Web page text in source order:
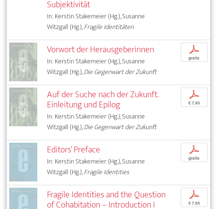
Subjektivität
In: Kerstin Stakemeier (Hg.), Susanne
Witzgall (Hg.),Fragile Identitäten
Vorwort der Herausgeberinnen
In: Kerstin Stakemeier (Hg.), Susanne
Witzgall (Hg.),Die Gegenwart der Zukunft
p
gratis
Auf der Suche nach der Zukunft.
Einleitung und Epilog
In: Kerstin Stakemeier (Hg.), Susanne
Witzgall (Hg.),Die Gegenwart der Zukunft
p
€ 7,95
Editors’ Preface
In: Kerstin Stakemeier (Hg.), Susanne
Witzgall (Hg.),Fragile Identities
p
gratis
Fragile Identities and the Question
of Cohabitation – Introduction I
p
€ 7,95